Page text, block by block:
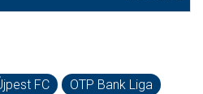
FC OTP Bank Liga